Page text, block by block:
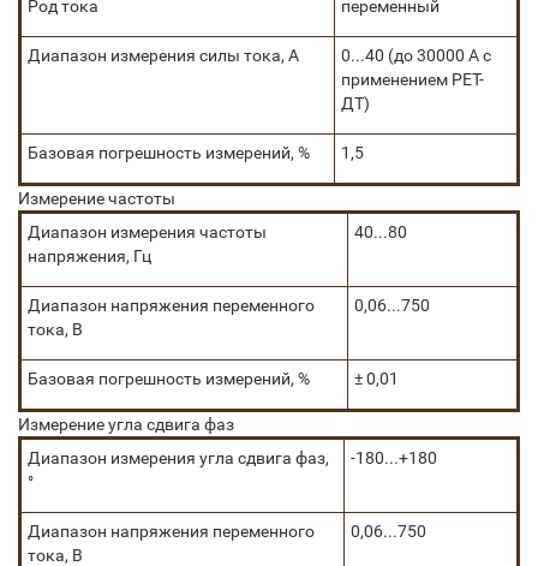
Род тока переменный
Диапазон измерения силы тока, А
0...40 (до 30000 А с
применением РЕТ-
ДТ)
Базовая погрешность измерений, % 1,5
Измерение частоты
Диапазон измерения частоты
напряжения, Гц
40...80
Диапазон напряжения переменного
тока, В
0,06...750
Базовая погрешность измерений, % ± 0,01
Измерение угла сдвига фаз
Диапазон измерения угла сдвига фаз,
°
-180...+180
Диапазон напряжения переменного
тока, В
0,06...750